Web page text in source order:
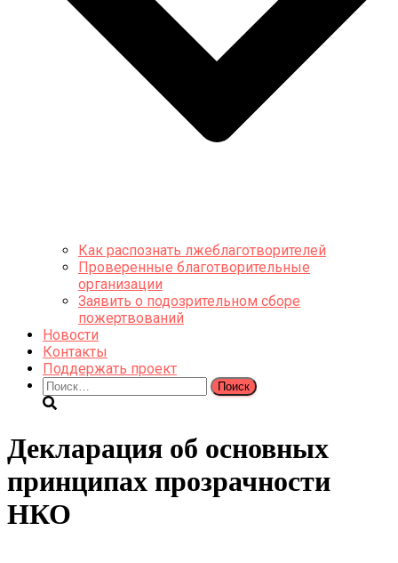
Как распознать лжеблаготворителей
Проверенные благотворительные
организации
Заявить о подозрительном сборе
пожертвований
Новости
Контакты
Поддержать проект
Найти:
Декларация об основных
принципах прозрачности
НКО